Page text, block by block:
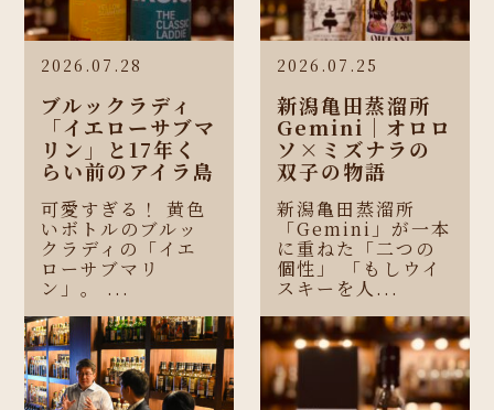
2026.07.28
ブルックラディ
「イエローサブマ
リン」と17年く
らい前のアイラ島
可愛すぎる！ 黄色
いボトルのブルッ
クラディの「イエ
ローサブマリ
ン」。 ...
2026.07.25
新潟亀田蒸溜所
Gemini｜オロロ
ソ×ミズナラの
双子の物語
新潟亀田蒸溜所
「Gemini」が一本
に重ねた「二つの
個性」 「もしウイ
スキーを人...